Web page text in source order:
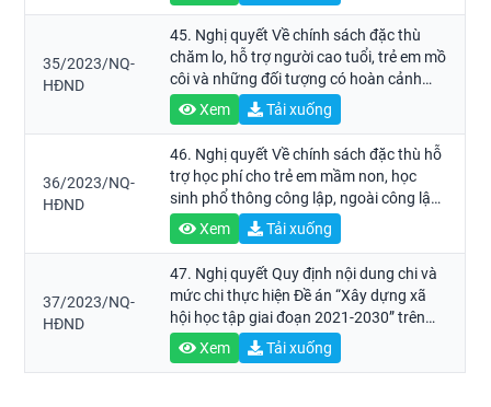
35/2023/NQ-
HĐND
45. Nghị quyết Về chính sách đặc thù
chăm lo, hỗ trợ người cao tuổi, trẻ em mồ
côi và những đối tượng có hoàn cảnh
khó khăn trên địa bàn Thành phố.
Xem Tải xuống
36/2023/NQ-
HĐND
46. Nghị quyết Về chính sách đặc thù hỗ
trợ học phí cho trẻ em mầm non, học
sinh phổ thông công lập, ngoài công lập
và học viên giáo dục thường xuyên trên
địa bàn Thành phố Hồ Chí Minh năm học
2023 – 2024.
Xem Tải xuống
37/2023/NQ-
HĐND
47. Nghị quyết Quy định nội dung chi và
mức chi thực hiện Đề án “Xây dựng xã
hội học tập giai đoạn 2021-2030” trên
địa bàn Thành phố Hồ Chí Minh.
Xem Tải xuống